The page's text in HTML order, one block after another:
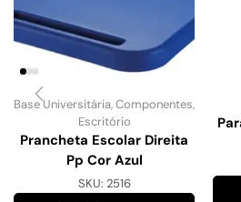
Base Universitária,Componentes,
Escritório
Prancheta Escolar Direita
Pp Cor Azul
SKU: 2516